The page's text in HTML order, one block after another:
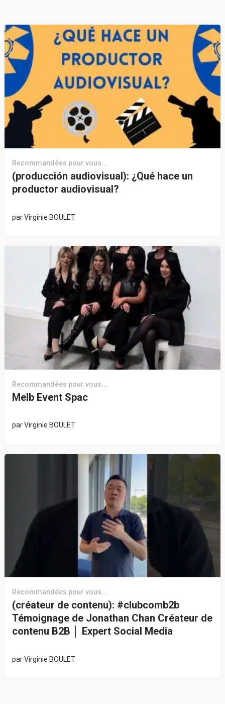
Recommandées pour vous...
(producción audiovisual): ¿Qué hace un
productor audiovisual?
parVirginie BOULET
Recommandées pour vous...
Melb Event Spac
parVirginie BOULET
Recommandées pour vous...
(créateur de contenu): #clubcomb2b
Témoignage de Jonathan Chan Créateur de
contenu B2B │ Expert Social Media
parVirginie BOULET